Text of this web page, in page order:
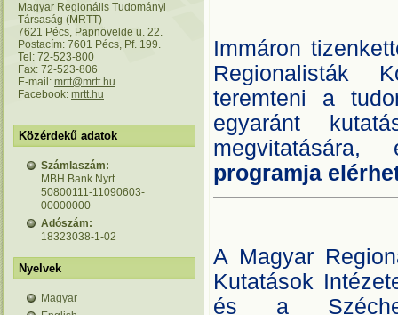
Magyar Regionális Tudományi
Társaság (MRTT)
7621 Pécs, Papnövelde u. 22.
Postacím: 7601 Pécs, Pf. 199.
Tel: 72-523-800
Fax: 72-523-806
E-mail: mrtt@mrtt.hu
Facebook: mrtt.hu
Közérdekű adatok
Számlaszám:
MBH Bank Nyrt.
50800111-11090603-
00000000
Adószám:
18323038-1-02
Nyelvek
Magyar
Immáron
Regionalisták
teremteni a
egyaránt
programja
A Magyar
Kutatások
és a